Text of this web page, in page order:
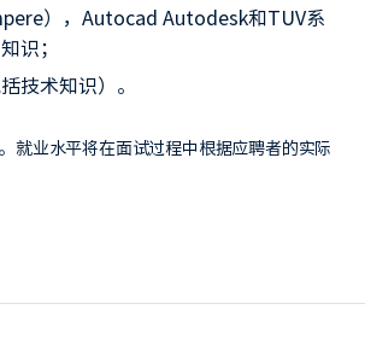
），Autocad Autodesk和TUV系
识；
技术知识）。
就业水平将在面试过程中根据应聘者的实际